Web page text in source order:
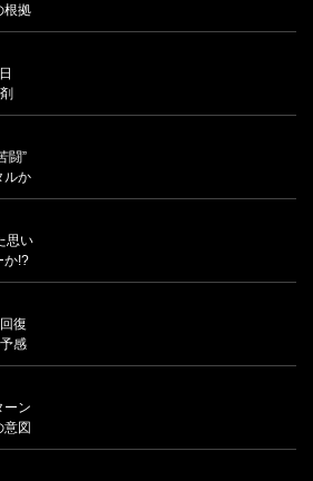
根拠
闘”
ルか
思い
か!?
復
感
ーン
意図